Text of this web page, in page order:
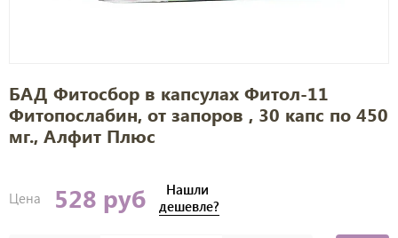
БАД Фитосбор в капсулах Фитол-11
Фитопослабин, от запоров , 30 капс по 450
мг., Алфит Плюс
Цена 528 руб
Нашли
дешевле?